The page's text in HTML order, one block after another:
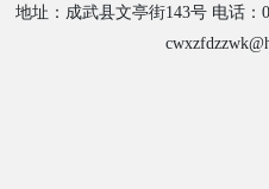
地址：成武县文亭街143号 电话：